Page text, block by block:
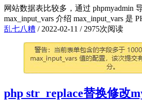
网站数据表比较多，通过 phpmyadmin
max_input_vars 介绍 max_input_vars
乱七八糟 / 2022-02-11 / 2975次阅读
php str_replace替换修改